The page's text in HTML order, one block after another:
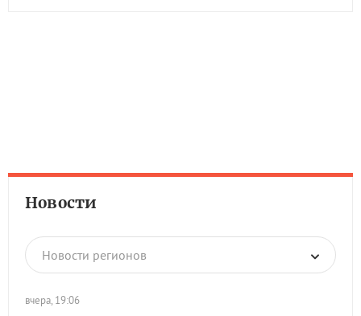
Новости
Новости регионов
вчера, 19:06